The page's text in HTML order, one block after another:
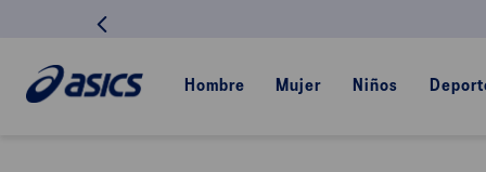
Hombre Mujer Niños